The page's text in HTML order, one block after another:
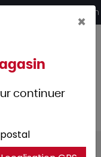
retrait 2h en magasin
×
continuer